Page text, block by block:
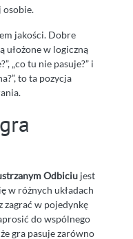
osobie.
jakości. Dobre
ułożone w logiczną
„co tu nie pasuje?” i
to ta pozycja
Odbiciu jest
w różnych układach
zagrać w pojedynkę
do wspólnego
gra pasuje zarówno